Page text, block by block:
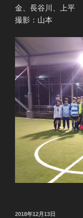
金、長谷川、上平
撮影：山本
投
2018年12月13日